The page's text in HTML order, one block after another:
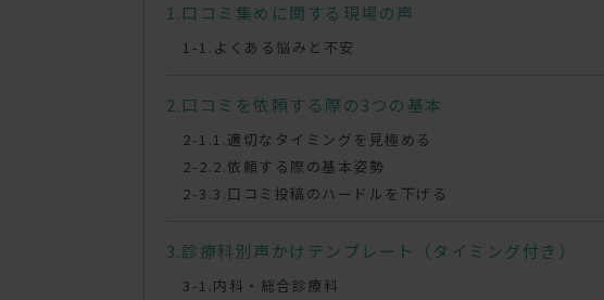
口コミ集めに関する現場の声
よくある悩みと不安
口コミを依頼する際の3つの基本
1.適切なタイミングを見極める
2.依頼する際の基本姿勢
3.口コミ投稿のハードルを下げる
診療科別声かけテンプレート（タイミング付き）
内科・総合診療科